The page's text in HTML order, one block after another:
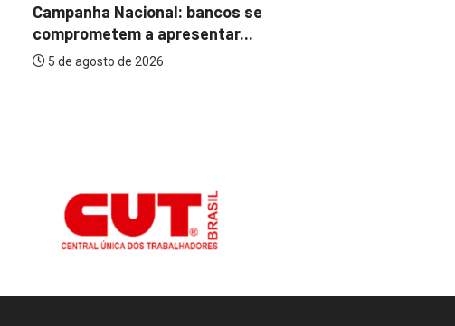
Campanha Nacional: bancos se
comprometem a apresentar...
5 de agosto de 2026